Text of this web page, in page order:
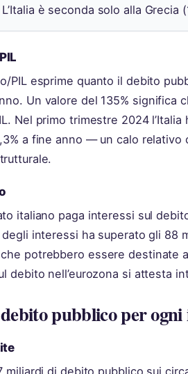
L’Italia è seconda solo alla
PIL esprime quanto il debito
Un valore del 135% significa
Nel primo trimestre 2024 l’Italia
a fine anno — un calo relativo
italiano paga interessi sul
interessi ha superato gli 88
potrebbero essere destinate
debito nell’eurozona si attesta
pubblico per
miliardi di debito pubblico sui